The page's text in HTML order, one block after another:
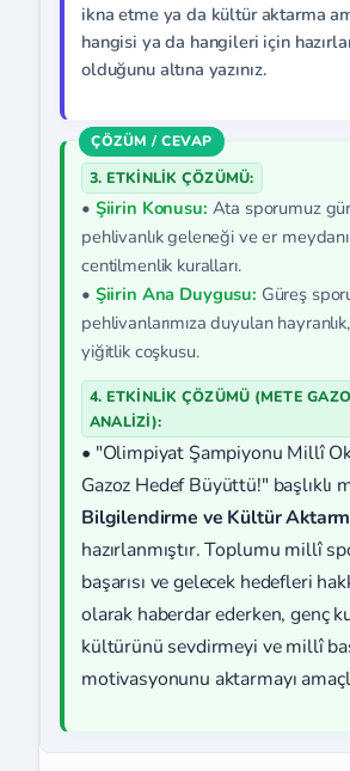
ikna etme ya da kültür aktarma
hangisi ya da hangileri için
olduğunu altına yazınız.
3. ETKİNLİK ÇÖZÜMÜ:
• Şiirin Konusu: Ata sporumuz
pehlivanlık geleneği ve er
centilmenlik kuralları.
• Şiirin Ana Duygusu: Güreş
pehlivanlarımıza duyulan
yiğitlik coşkusu.
4. ETKİNLİK ÇÖZÜMÜ (METE
ANALIZI):
• "Olimpiyat Şampiyonu Millî
Gazoz Hedef Büyüttü!" başlıklı
Bilgilendirme ve Kültür
hazırlanmıştır. Toplumu millî
başarısı ve gelecek hedefleri
olarak haberdar ederken, genç
kültürünü sevdirmeyi ve millî
motivasyonunu aktarmayı